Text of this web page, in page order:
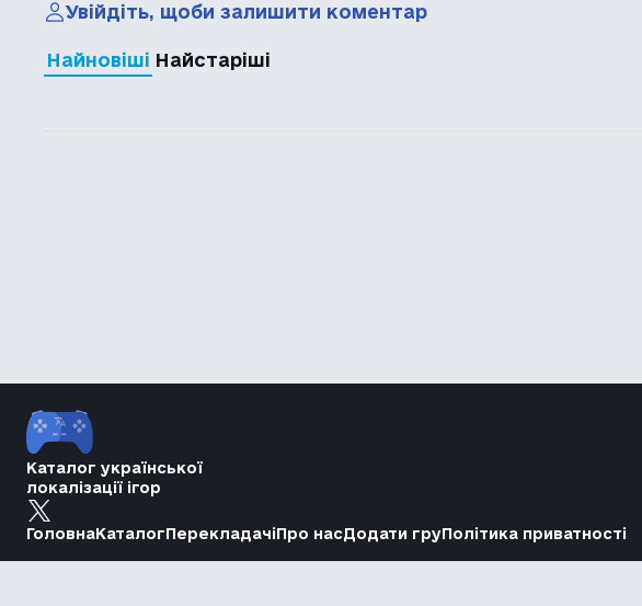
Увійдіть, щоби залишити коментар
Найновіші Найстаріші
Каталог української
локалізації ігор
ГоловнаКаталогПерекладачіПро насДодати груПолітика приватності